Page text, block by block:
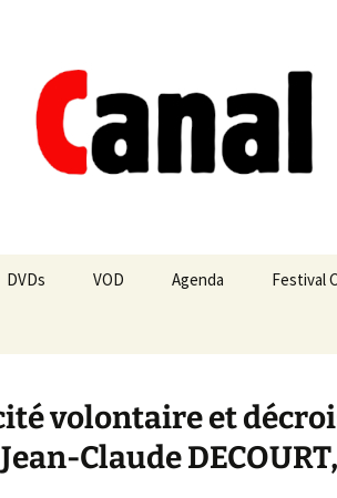
Marches
DVDs VOD Agenda Festival
volontaire et
Claude